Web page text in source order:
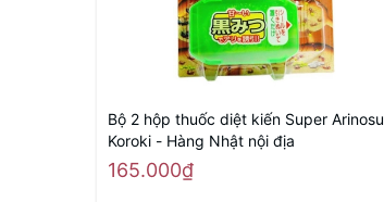
Bộ 2 hộp thuốc diệt kiến Super Arinosu
Koroki - Hàng Nhật nội địa
165.000₫